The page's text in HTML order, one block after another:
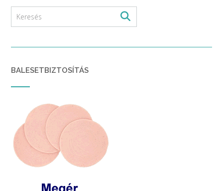
BALESETBIZTOSÍTÁS